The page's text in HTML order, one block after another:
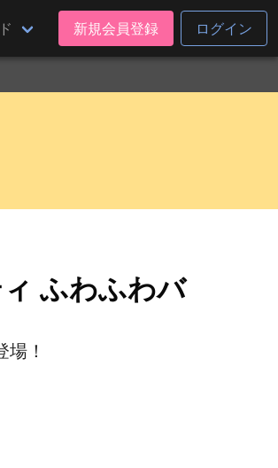
新規会員登録 ログイン
ふわふわバ
！